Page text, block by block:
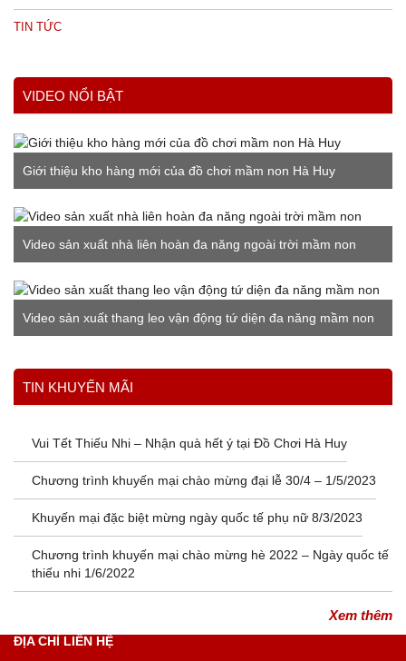
TIN TỨC
VIDEO NỔI BẬT
Giới thiệu kho hàng mới của đồ chơi mầm non Hà Huy
Video sản xuất nhà liên hoàn đa năng ngoài trời mầm non
Video sản xuất thang leo vận động tứ diện đa năng mầm non
Xem thêm
TIN KHUYẾN MÃI
Vui Tết Thiếu Nhi – Nhận quà hết ý tại Đồ Chơi Hà Huy
Chương trình khuyến mại chào mừng đại lễ 30/4 – 1/5/2023
Khuyến mại đặc biệt mừng ngày quốc tế phụ nữ 8/3/2023
Chương trình khuyến mại chào mừng hè 2022 – Ngày quốc tế
thiếu nhi 1/6/2022
Xem thêm
ĐỊA CHỈ LIÊN HỆ